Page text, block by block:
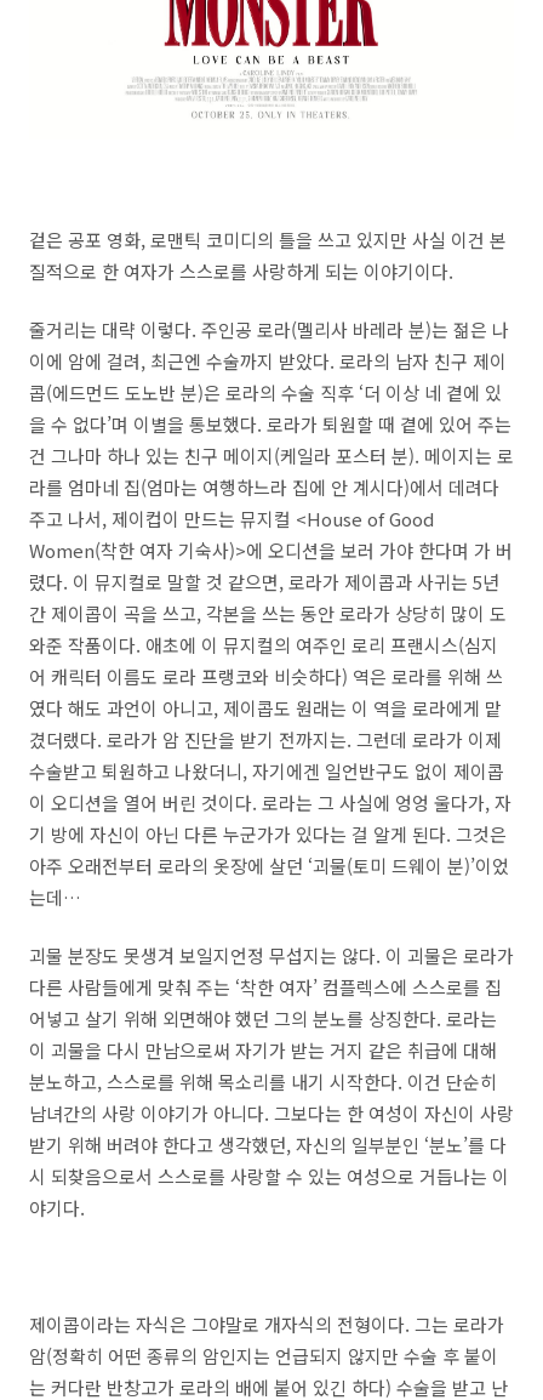
겉은 공포 영화, 로맨틱 코미디의 틀을 쓰고 있지만 사실 이건 본
질적으로 한 여자가 스스로를 사랑하게 되는 이야기이다.
줄거리는 대략 이렇다. 주인공 로라(멜리사 바레라 분)는 젊은 나
이에 암에 걸려, 최근엔 수술까지 받았다. 로라의 남자 친구 제이
콥(에드먼드 도노반 분)은 로라의 수술 직후 ‘더 이상 네 곁에 있
을 수 없다’며 이별을 통보했다. 로라가 퇴원할 때 곁에 있어 주는
건 그나마 하나 있는 친구 메이지(케일라 포스터 분). 메이지는 로
라를 엄마네 집(엄마는 여행하느라 집에 안 계시다)에서 데려다
주고 나서, 제이컵이 만드는 뮤지컬 <House of Good
Women(착한 여자 기숙사)>에 오디션을 보러 가야 한다며 가 버
렸다. 이 뮤지컬로 말할 것 같으면, 로라가 제이콥과 사귀는 5년
간 제이콥이 곡을 쓰고, 각본을 쓰는 동안 로라가 상당히 많이 도
와준 작품이다. 애초에 이 뮤지컬의 여주인 로리 프랜시스(심지
어 캐릭터 이름도 로라 프랭코와 비슷하다) 역은 로라를 위해 쓰
였다 해도 과언이 아니고, 제이콥도 원래는 이 역을 로라에게 맡
겼더랬다. 로라가 암 진단을 받기 전까지는. 그런데 로라가 이제
수술받고 퇴원하고 나왔더니, 자기에겐 일언반구도 없이 제이콥
이 오디션을 열어 버린 것이다. 로라는 그 사실에 엉엉 울다가, 자
기 방에 자신이 아닌 다른 누군가가 있다는 걸 알게 된다. 그것은
아주 오래전부터 로라의 옷장에 살던 ‘괴물(토미 드웨이 분)’이었
는데…
괴물 분장도 못생겨 보일지언정 무섭지는 않다. 이 괴물은 로라가
다른 사람들에게 맞춰 주는 ‘착한 여자’ 컴플렉스에 스스로를 집
어넣고 살기 위해 외면해야 했던 그의 분노를 상징한다. 로라는
이 괴물을 다시 만남으로써 자기가 받는 거지 같은 취급에 대해
분노하고, 스스로를 위해 목소리를 내기 시작한다. 이건 단순히
남녀간의 사랑 이야기가 아니다. 그보다는 한 여성이 자신이 사랑
받기 위해 버려야 한다고 생각했던, 자신의 일부분인 ‘분노’를 다
시 되찾음으로서 스스로를 사랑할 수 있는 여성으로 거듭나는 이
야기다.
제이콥이라는 자식은 그야말로 개자식의 전형이다. 그는 로라가
암(정확히 어떤 종류의 암인지는 언급되지 않지만 수술 후 붙이
는 커다란 반창고가 로라의 배에 붙어 있긴 하다) 수술을 받고 난